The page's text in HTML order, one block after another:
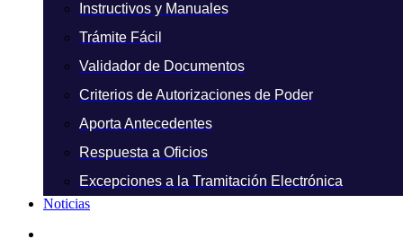
Instructivos y Manuales
Trámite Fácil
Validador de Documentos
Criterios de Autorizaciones de Poder
Aporta Antecedentes
Respuesta a Oficios
Excepciones a la Tramitación Electrónica
Noticias